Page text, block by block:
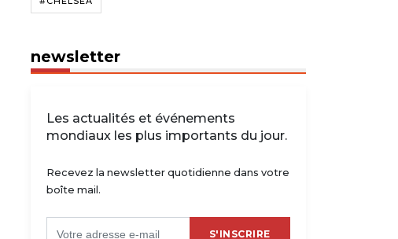
newsletter
Les actualités et événements
mondiaux les plus importants du jour.
Recevez la newsletter quotidienne dans votre
boîte mail.
S'INSCRIRE